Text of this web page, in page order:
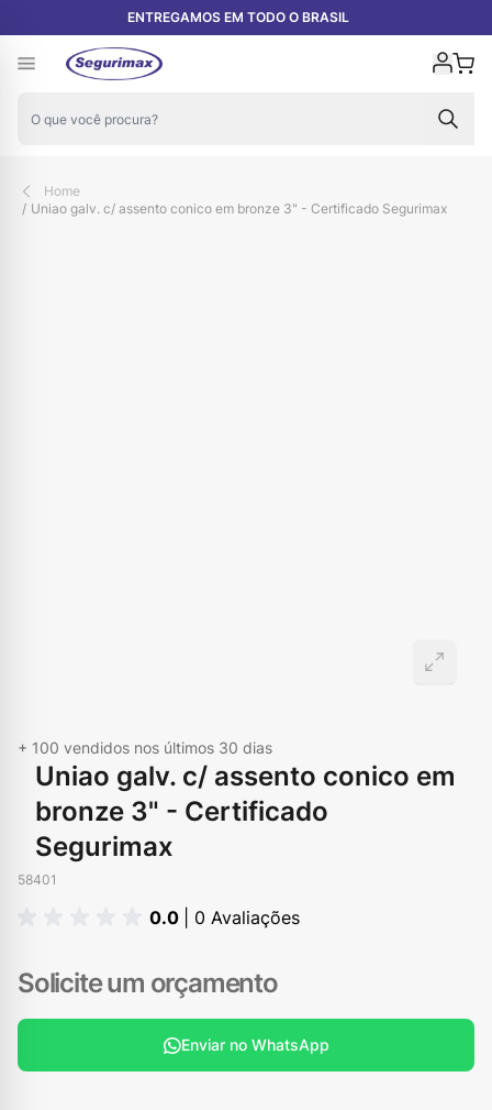
Pular para o conteúdoENTREGAMOS EM TODO O BRASIL
Home
/ Uniao galv. c/ assento conico em bronze 3" - Certificado Segurimax
+ 100 vendidos nos últimos 30 dias
Uniao galv. c/ assento conico em
bronze 3" - Certificado
Segurimax
58401
0.0 | 0 Avaliações
Solicite um orçamento
Enviar no WhatsApp